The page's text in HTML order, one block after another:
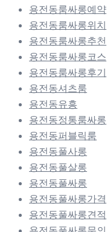
용전동룸싸롱예약
용전동룸싸롱위치
용전동룸싸롱추천
용전동룸싸롱코스
용전동룸싸롱후기
용전동셔츠룸
용전동유흥
용전동정통룸싸롱
용전동퍼블릭룸
용전동풀사롱
용전동풀살롱
용전동풀싸롱
용전동풀싸롱가격
용전동풀싸롱견적